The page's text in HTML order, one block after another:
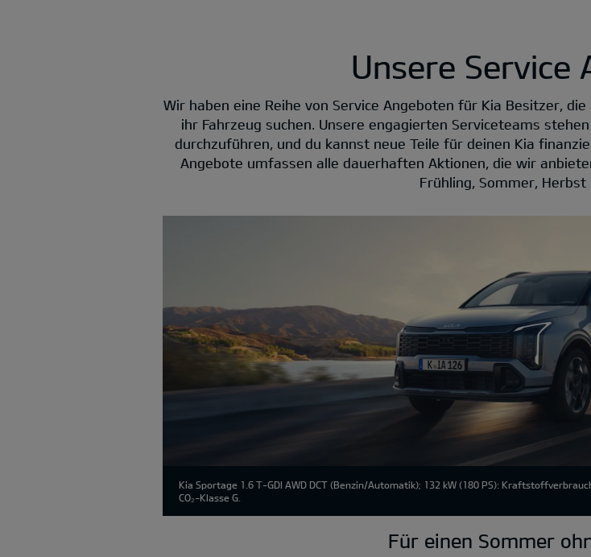
Unsere Service
Wir haben eine Reihe von Service Angeboten für Kia Besitzer,
ihr Fahrzeug suchen. Unsere engagierten Serviceteams
durchzuführen, und du kannst neue Teile für deinen Kia
Angebote umfassen alle dauerhaften Aktionen, die wir
Frühling, Sommer, Herbst
Kia Sportage 1.6 T-GDI AWD DCT (Benzin/Automatik); 132 kW (180 PS):
CO₂-Klasse G.
Für einen Sommer